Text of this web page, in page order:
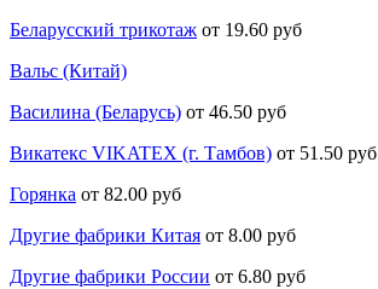
Беларусский трикотаж от 19.60 руб
Вальс (Китай)
Василина (Беларусь) от 46.50 руб
Викатекс VIKATEX (г. Тамбов) от 51.50 руб
Горянка от 82.00 руб
Другие фабрики Китая от 8.00 руб
Другие фабрики России от 6.80 руб